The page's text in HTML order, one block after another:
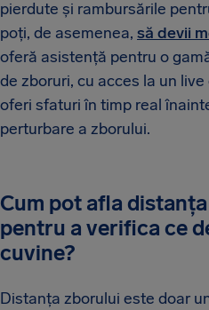
pierdute și rambursările
poți, de asemenea, să devii
oferă asistență pentru o
de zboruri, cu acces la un
oferi sfaturi în timp real
perturbare a zborului.
Cum pot afla
pentru a verifica ce
cuvine?
Distanța zborului este doar